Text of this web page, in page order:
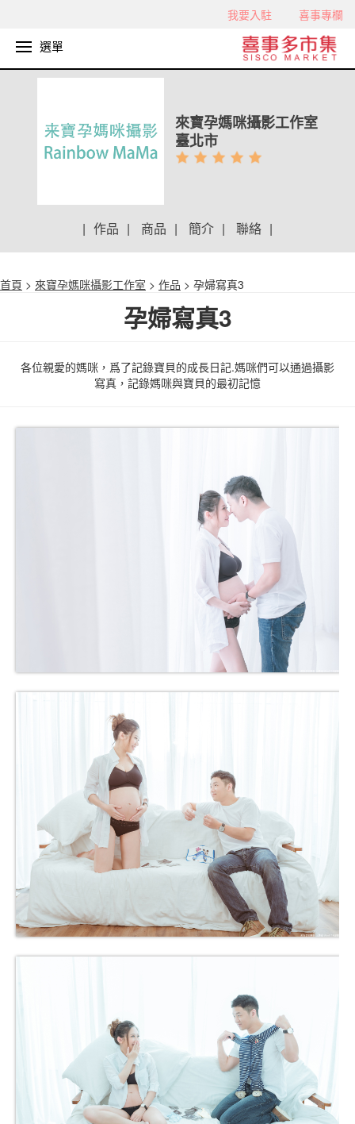
我要入駐 喜事專欄
選單
來寶孕媽咪攝影工作室
臺北市
| 作品 | 商品 | 簡介 | 聯絡 |
首頁 > 來寶孕媽咪攝影工作室 > 作品 > 孕婦寫真3
孕婦寫真3
各位親愛的媽咪，爲了記錄寶貝的成長日記.媽咪們可以通過攝影
寫真，記錄媽咪與寶貝的最初記憶